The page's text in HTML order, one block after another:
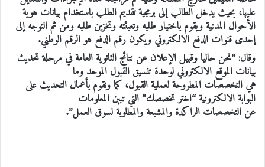
عليها، بحيث يدخل الطالب إلى برمجية تقديم الطلب باستخدام بيانات هوية
الأحوال المدنية ويقوم باختيار طلبه وتعبئته وتخزين طلبه ومن ثم التوجه إلى
إحدى قنوات الدفع الالكتروني ويكون رقم الدفع هو الرقم الوطني.
وقال: “نحن حاليا وقبيل الإعلان عن نتائج الثانوية العامة في مرحلة تحديث
بيانات الموقع الالكتروني لوحدة تنسيق القبول الموحد وما
هي التخصصات المطروحة لعملية القبول، كما ونقوم بأعمال التحديث على
البوابة الالكترونية “اختر تخصصك” التي تبين المعلومات
عن التخصصات الراكدة والمشبعة والمطلوبة لسوق العمل”.